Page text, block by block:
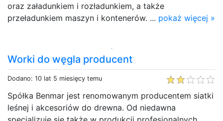
oraz załadunkiem i rozładunkiem, a także
przeładunkiem maszyn i kontenerów. ... pokaż więcej »
Worki do węgla producent
Dodano: 10 lat 5 miesięcy temu
Spółka Benmar jest renomowanym producentem siatki
leśnej i akcesoriów do drewna. Od niedawna